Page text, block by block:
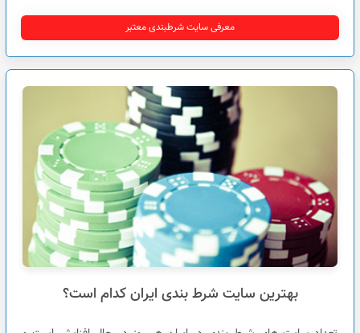
معرفی سایت شرطبندی معتبر
بهترین سایت شرط بندی ایران کدام است؟